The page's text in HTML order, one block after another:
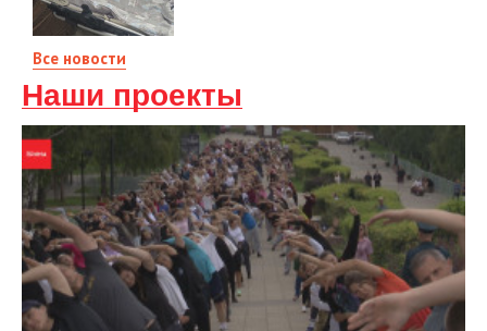
Все новости
Наши проекты